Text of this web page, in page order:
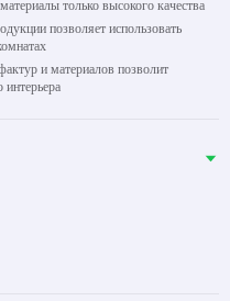
только высокого качества
позволяет использовать
и материалов позволит